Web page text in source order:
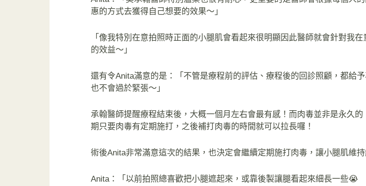
惠的方式去獲得自己想要的效果～」
「像我特別在意拍照時正面的小腿肌會看起來很明顯因此醫師就會針對我
的效益～」
還有令Anita滿意的是：「不管是療程前的評估、療程後的回診照顧，都給
也不會過於緊張～」
承翰醫師提醒療程結束後，大概一個月左右會最有感！而肉毒並非是永久
期只要肉毒有定期施打，之後補打肉毒的時間就可以拉長囉！
術後Anita非常滿意這次的結果，也決定會繼續定期施打肉毒，讓小腿肌維
Anita：「以前拍照總喜歡把小腿遮起來，或靠後製讓腿看起來細長一些😭